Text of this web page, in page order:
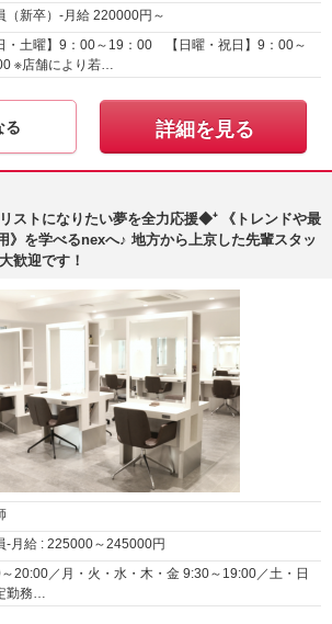
（新卒）-月給 220000円～
・土曜】9：00～19：00 【日曜・祝日】9：00～
※店舗により若…
る 詳細を見る
ストになりたい夢を全力応援◆⁺ 《トレンドや最
》を学べるnexへ♪ 地方から上京した先輩スタッ
歓迎です！
-月給 : 225000～245000円
20:00／月・火・水・木・金 9:30～19:00／土・日
勤務…